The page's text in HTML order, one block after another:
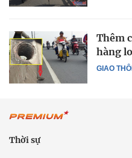
GIAO
Thêm
hàng
Thời sự